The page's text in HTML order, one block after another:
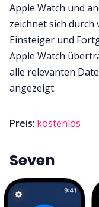
Apple Watch und
zeichnet sich
Einsteiger und
Apple Watch
alle relevanten
angezeigt.
Preis: kostenlos
Seven